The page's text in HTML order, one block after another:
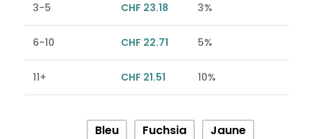
3-5 CHF 23.18 3%
6-10 CHF 22.71 5%
11+ CHF 21.51 10%
Bleu Fuchsia
Jaune